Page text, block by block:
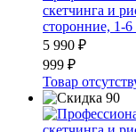
скетчинга и
сторонние, 1-
5 990 ₽
999 ₽
Товар